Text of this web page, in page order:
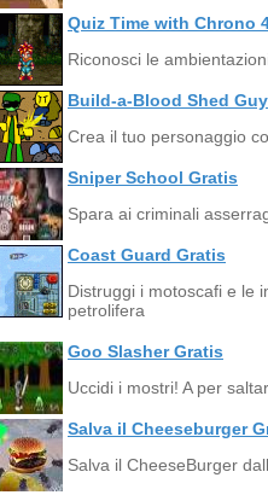
Quiz Time with Chrono
Riconosci le
Build-a-Blood Shed
Crea il tuo personaggio
Sniper School Gratis
Spara ai criminali
Coast Guard Gratis
Distruggi i motoscafi e le
petrolifera
Goo Slasher Gratis
Uccidi i mostri! A per
Salva il Cheeseburger
Salva il CheeseBurger